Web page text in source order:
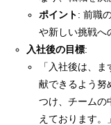
ポイント: 前職
や新しい挑戦へ
入社後の目標:
「入社後は、
献できるよう努
つけ、チームの
えております。」